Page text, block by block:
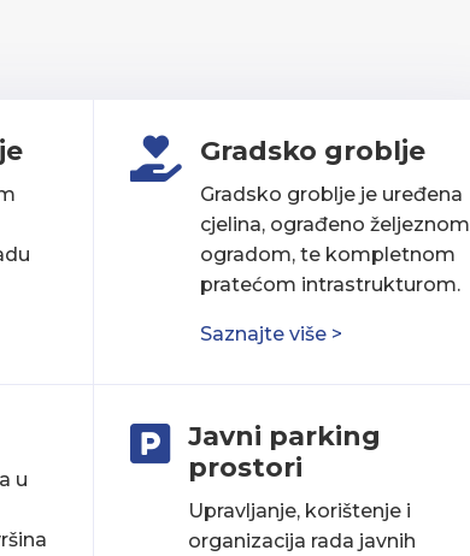
u
 Gradsko groblje
Gradsko groblje je uređena
cjelina, ograđeno željeznom
ogradom, te kompletnom
pratećom intrastrukturom.
Saznajte više >

Javni parking
prostori
Upravljanje, korištenje i
organizacija rada javnih